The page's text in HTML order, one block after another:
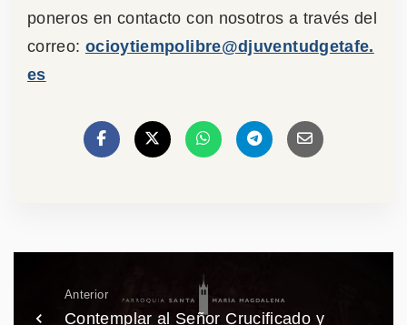
poneros en contacto con nosotros a través del
correo: ocioytiempolibre@djuventudgetafe.
es
Anterior
Contemplar al Señor Crucificado y